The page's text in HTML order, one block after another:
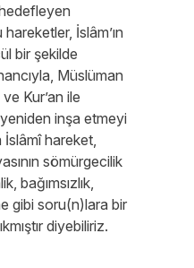
İslâm’ın
bir şekilde
Müslüman
Kur’an ile
inşa etmeyi
hareket,
sömürgecilik
bağımsızlık,
gibi soru(n)lara bir
diyebiliriz.